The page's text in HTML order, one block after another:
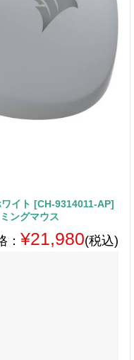
イト [CH-9314011-AP]
ングマウス
： ¥21,980(税込)